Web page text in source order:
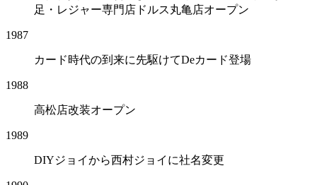
足・レジャー専門店ドルス丸亀店オープン
1987
カード時代の到来に先駆けてDeカード登場
1988
高松店改装オープン
1989
DIYジョイから西村ジョイに社名変更